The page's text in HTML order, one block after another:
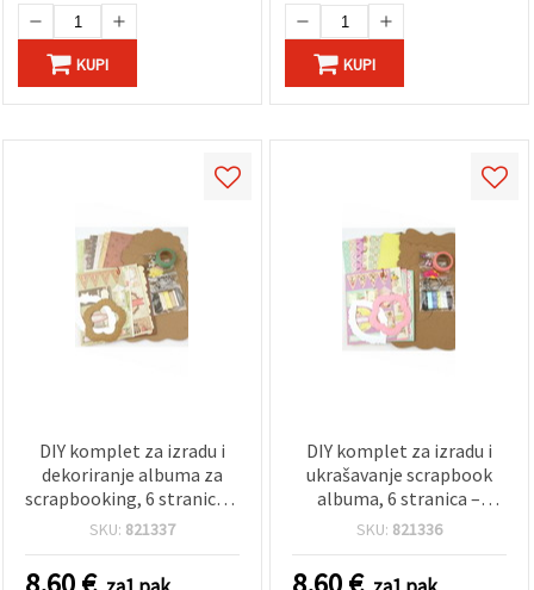
KUPI KUPI
DIY komplet za izradu i
dekoriranje albuma za
scrapbooking, 6 stranica –
“Happy Day“
SKU: 821337
DIY komplet za izradu i
ukrašavanje scrapbook
albuma, 6 stranica –
“Sjećanja”
SKU: 821336